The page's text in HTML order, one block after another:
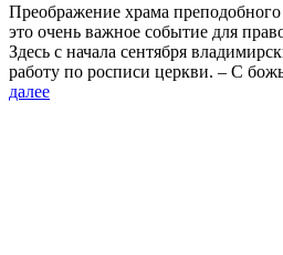
Преображение храма
это очень важное событие для
Здесь с начала сентября
работу по росписи церкви. – С
далее